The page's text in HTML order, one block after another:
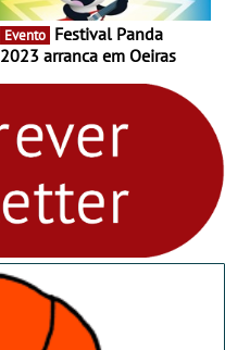
Evento
2023 arranca em Oeiras